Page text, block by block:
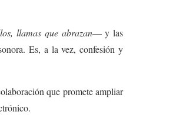
llamas que abrazan— y las
Es, a la vez, confesión y
que promete ampliar